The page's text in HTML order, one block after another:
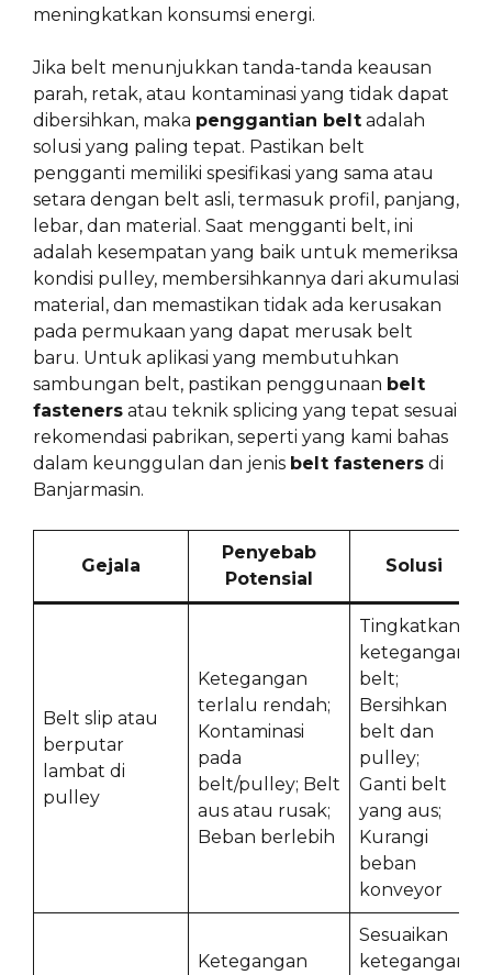
meningkatkan konsumsi energi.
Jika belt menunjukkan tanda-tanda keausan
parah, retak, atau kontaminasi yang tidak dapat
dibersihkan, maka penggantian belt adalah
solusi yang paling tepat. Pastikan belt
pengganti memiliki spesifikasi yang sama atau
setara dengan belt asli, termasuk profil, panjang,
lebar, dan material. Saat mengganti belt, ini
adalah kesempatan yang baik untuk memeriksa
kondisi pulley, membersihkannya dari akumulasi
material, dan memastikan tidak ada kerusakan
pada permukaan yang dapat merusak belt
baru. Untuk aplikasi yang membutuhkan
sambungan belt, pastikan penggunaan belt
fasteners atau teknik splicing yang tepat sesuai
rekomendasi pabrikan, seperti yang kami bahas
dalam keunggulan dan jenis belt fasteners di
Banjarmasin.
Gejala
Penyebab
Potensial
Solusi
Belt slip atau
berputar
lambat di
pulley
Ketegangan
terlalu rendah;
Kontaminasi
pada
belt/pulley; Belt
aus atau rusak;
Beban berlebih
Tingkatkan
ketegangan
belt;
Bersihkan
belt dan
pulley;
Ganti belt
yang aus;
Kurangi
beban
konveyor
Ketegangan
Sesuaikan
ketegangan